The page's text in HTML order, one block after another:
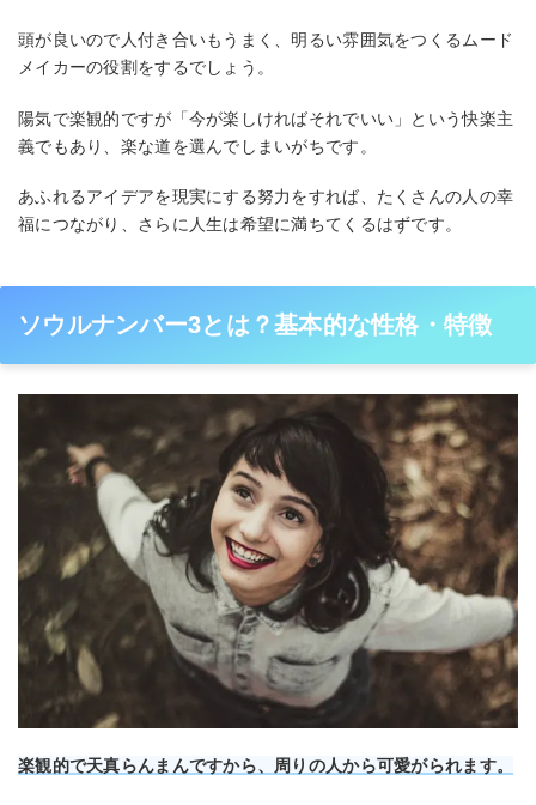
頭が良いので人付き合いもうまく、明るい雰囲気をつくるムード
メイカーの役割をするでしょう。
陽気で楽観的ですが「今が楽しければそれでいい」という快楽主
義でもあり、楽な道を選んでしまいがちです。
あふれるアイデアを現実にする努力をすれば、たくさんの人の幸
福につながり、さらに人生は希望に満ちてくるはずです。
ソウルナンバー3とは？基本的な性格・特徴
楽観的で天真らんまんですから、周りの人から可愛がられます。